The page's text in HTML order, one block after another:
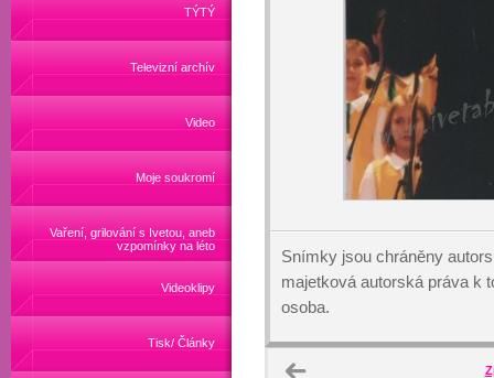
TÝTÝ
Televizní archív
Video
Moje soukromí
Vaření, grilování s Ivetou, aneb
vzpomínky na léto
Videoklipy
Tisk/ Články
Snímky jsou chráněny
majetková autorská práva k
osoba.